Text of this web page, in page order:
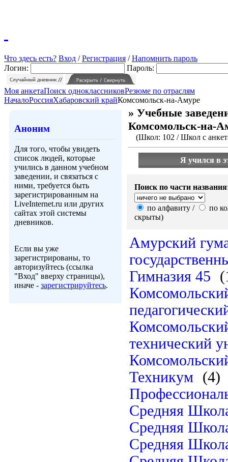
Что здесь есть? Вход /Регистрация /Напомнить пароль
Логин:
Пароль:
Моя анкетаПоиск одноклассниковРезюме по отраслям
НачалоРоссияХабаровский крайКомсомольск-на-Амуре
Аноним
Для того, чтобы увидеть
список людей, которые
учились в данном учебном
заведении, и связаться с
ними, требуется быть
зарегистрированным на
LiveInternet.ru или других
сайтах этой системы
дневников.
Если вы уже
зарегистрированы, то
авторизуйтесь (ссылка
"Вход" вверху страницы),
иначе - зарегистрируйтесь.
» Учебные
Комсомольск-на-
(Школ: 102 / Школ с
Я учился в
Поиск по части
по алфавиту /
по
скрыты)
Амурский
Гимназия 45
технический
Техникум (4)
Средняя
Средняя
Средняя